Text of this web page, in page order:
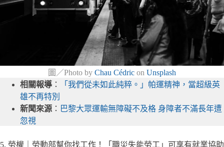
圖／Photo by Chau Cédric on Unsplash
相關報導 ：
「我們從未如此純粹。」帕運精神，當超級英
雄不再特別
新聞來源 ： 巴黎大眾運輸無障礙不及格 身障者不滿長年遭
忽視
5. 勞權｜勞動部幫你找工作！「職災失能勞工」可享有就業協助